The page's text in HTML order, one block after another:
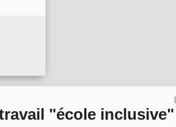
"école